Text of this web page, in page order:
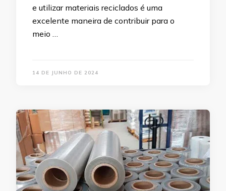
e utilizar materiais reciclados é uma
excelente maneira de contribuir para o
meio …
14 DE JUNHO DE 2024